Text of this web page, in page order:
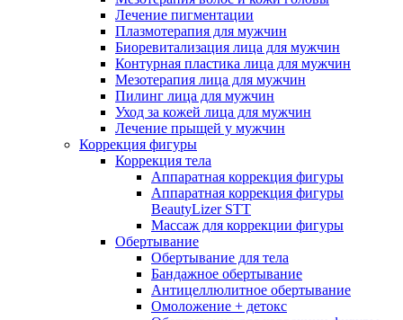
Лечение пигментации
Плазмотерапия для мужчин
Биоревитализация лица для мужчин
Контурная пластика лица для мужчин
Мезотерапия лица для мужчин
Пилинг лица для мужчин
Уход за кожей лица для мужчин
Лечение прыщей у мужчин
Коррекция фигуры
Коррекция тела
Аппаратная коррекция фигуры
Аппаратная коррекция фигуры
BeautyLizer STT
Массаж для коррекции фигуры
Обертывание
Обертывание для тела
Бандажное обертывание
Антицеллюлитное обертывание
Омоложение + детокс